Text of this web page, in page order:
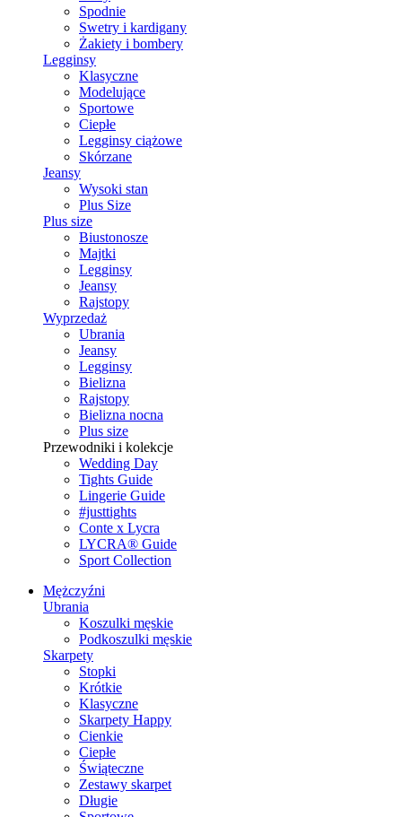
Spodnie
Swetry i kardigany
Żakiety i bombery
Legginsy
Klasyczne
Modelujące
Sportowe
Ciepłe
Legginsy ciążowe
Skórzane
Jeansy
Wysoki stan
Plus Size
Plus size
Biustonosze
Majtki
Legginsy
Jeansy
Rajstopy
Wyprzedaż
Ubrania
Jeansy
Legginsy
Bielizna
Rajstopy
Bielizna nocna
Plus size
Przewodniki i kolekcje
Wedding Day
Tights Guide
Lingerie Guide
#justtights
Conte x Lycra
LYCRA® Guide
Sport Сollection
Mężczyźni
Ubrania
Koszulki męskie
Podkoszulki męskie
Skarpety
Stopki
Krótkie
Klasyczne
Skarpety Happy
Cienkie
Ciepłe
Świąteczne
Zestawy skarpet
Długie